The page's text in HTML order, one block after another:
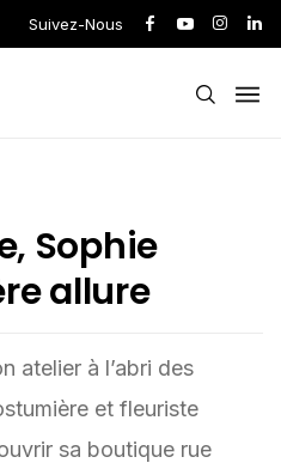
Suivez-Nous
Sophie
allure
atelier à l’abri des
et fleuriste
sa boutique rue